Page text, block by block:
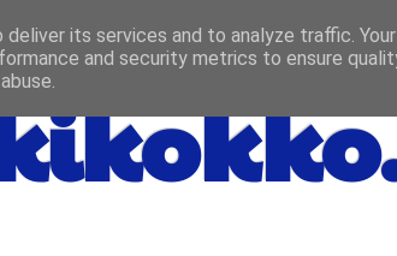
its services and to analyze traffic.
and security metrics to ensure